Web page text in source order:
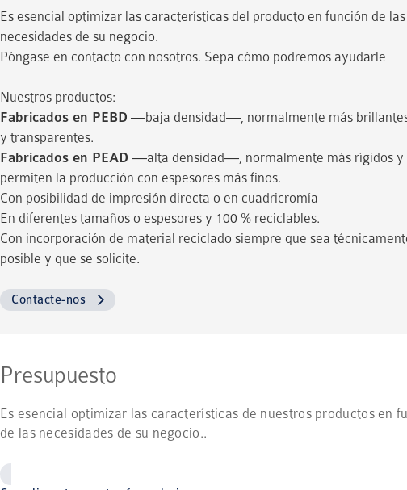
Es esencial optimizar las características del producto en función de las
necesidades de su negocio.
Póngase en contacto con nosotros. Sepa cómo podremos ayudarle
Nuestros productos:
Fabricados en PEBD —baja densidad—, normalmente más
y transparentes.
Fabricados en PEAD —alta densidad—, normalmente más rígidos y
permiten la producción con espesores más finos.
Con posibilidad de impresión directa o en cuadricromía
En diferentes tamaños o espesores y 100 % reciclables.
Con incorporación de material reciclado siempre que sea
posible y que se solicite.
Contacte-nos
Presupuesto
Es esencial optimizar las características de nuestros productos en
de las necesidades de su negocio..